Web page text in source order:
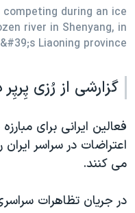
آرشیو پخش زنده
مجموعه مستندهای
چهل سال گروگان‌گیری
قانون شفافیت دارائی کادر
اعتراضات مردمی آبان ۹۸
نرگس محمدی برنده جایزه
during an ice
river in Shenyang, in
Liaoning province.
گزارشی از رُزی پِرپِر
فعالین ایرانی برای
اعتراضات در سراسر
می کنند.
در جریان تظاهرات